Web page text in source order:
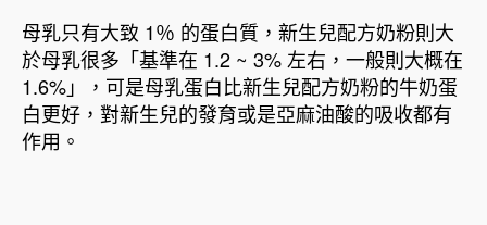
母乳只有大致 1％ 的蛋白質，新生兒配方奶粉則大
於母乳很多「基準在 1.2 ~ 3% 左右，一般則大概在
1.6%」，可是母乳蛋白比新生兒配方奶粉的牛奶蛋
白更好，對新生兒的發育或是亞麻油酸的吸收都有
作用。